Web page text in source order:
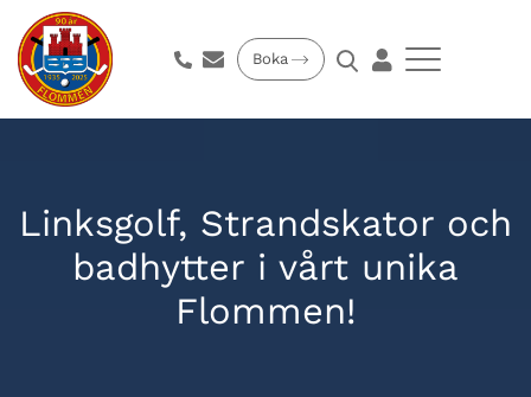
Boka
Linksgolf, Strandskator och
badhytter i vårt unika
Flommen!